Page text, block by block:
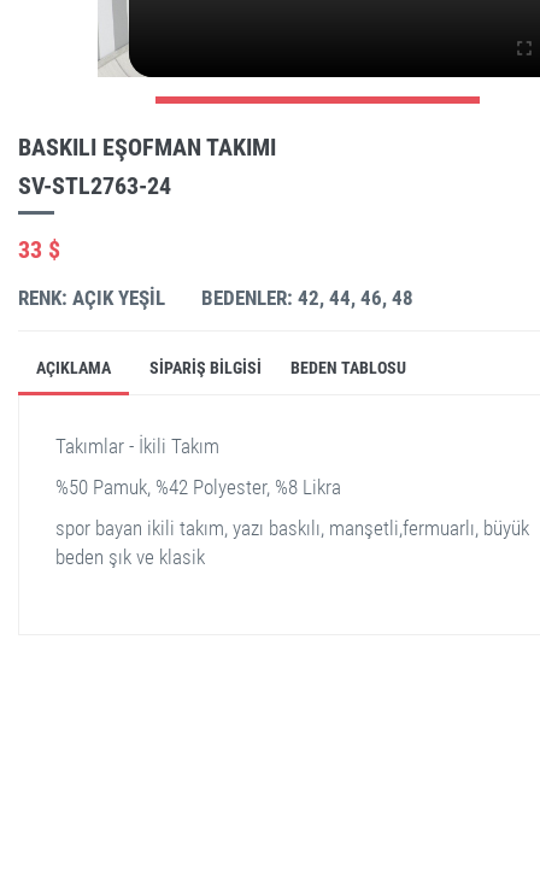
BASKILI EŞOFMAN TAKIMI
SV-STL2763-24
33 $
RENK: AÇIK YEŞIL BEDENLER: 42, 44, 46, 48
AÇIKLAMA SIPARIŞ BILGISI BEDEN TABLOSU
Takımlar - İkili Takım
%50 Pamuk, %42 Polyester, %8 Likra
spor bayan ikili takım, yazı baskılı, manşetli,fermuarlı, büyük
beden şık ve klasik